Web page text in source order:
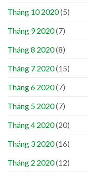
Tháng 10 2020(5)
Tháng 9 2020(7)
Tháng 8 2020(8)
Tháng 7 2020(15)
Tháng 6 2020(7)
Tháng 5 2020(7)
Tháng 4 2020(20)
Tháng 3 2020(16)
Tháng 2 2020(12)